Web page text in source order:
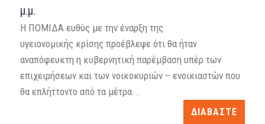
μ.μ.
Η ΠΟΜΙΔΑ ευθύς με την έναρξη της
υγειονομικής κρίσης προέβλεψε ότι θα ήταν
αναπόφευκτη η κυβερνητική παρέμβαση υπέρ των
επιχειρήσεων και των νοικοκυριών – ενοικιαστών που
θα επλήττοντο από τα μέτρα...
ΔΙΑΒΑΣΤΕ